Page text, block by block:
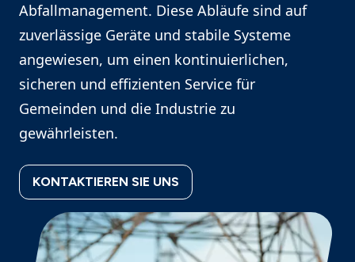
Abfallmanagement. Diese Abläufe sind auf
zuverlässige Geräte und stabile Systeme
angewiesen, um einen kontinuierlichen,
sicheren und effizienten Service für
Gemeinden und die Industrie zu
gewährleisten.
KONTAKTIEREN SIE UNS